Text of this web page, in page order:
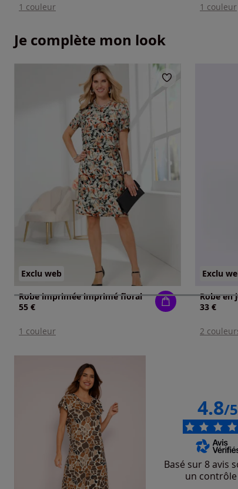
1 couleur 1 couleur
Je complète mon look
Exclu web
Robe imprimée imprimé floral
55 €
1 couleur
Exclu
Robe en
33 €
2
4.8/5
Basé sur 8 avis
un contrôle